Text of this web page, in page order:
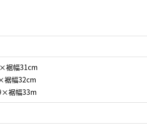
裾幅31cm
裾幅32cm
裾幅33m